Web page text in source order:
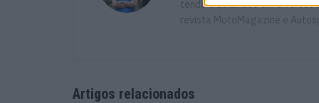
tendo trabalhado em diversos
revista MotoMagazine e
Artigos relacionados